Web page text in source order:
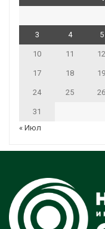
3 4 5
10 11 12
17 18 19
24 25 26
31
« Июл